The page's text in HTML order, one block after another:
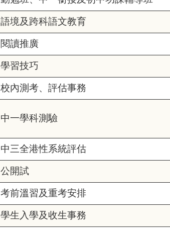
語境及跨科語文教育
閱讀推廣
學習技巧
校內測考、評估事務
中一學科測驗
中三全港性系統評估
公開試
考前溫習及重考安排
學生入學及收生事務